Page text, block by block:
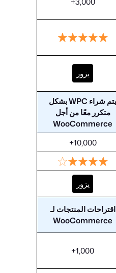
يزور
يتم شراء WPC بشكل
متكرر معًا من أجل
WooCommerce
10,000+
يزور
اقتراحات المنتجات لـ
WooCommerce
1,000+